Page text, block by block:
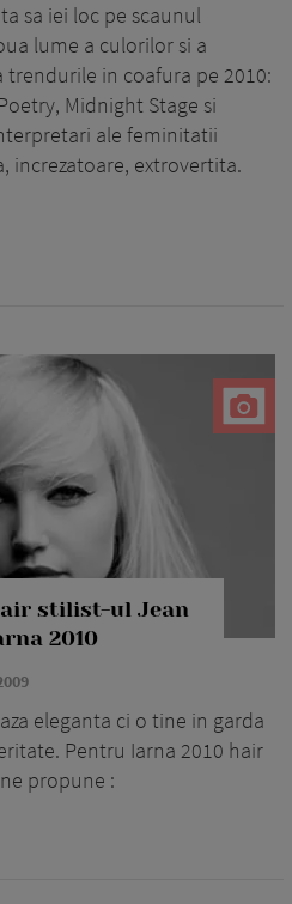
sa iei loc pe scaunul
lume a culorilor si a
trendurile in coafura pe 2010:
Midnight Stage si
ale feminitatii
increzatoare, extrovertita.
stilist-ul Jean
2010
eleganta ci o tine in garda
Pentru Iarna 2010 hair
propune :